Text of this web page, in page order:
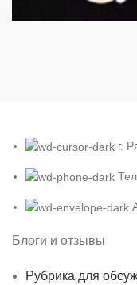
г.
Блоги и отзывы
Рубрика для